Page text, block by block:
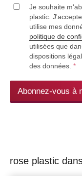
Je souhaite
plastic.
utilise mes
politique de
utilisées que
dispositions
des données. *
Abonnez-vous à
rose plastic